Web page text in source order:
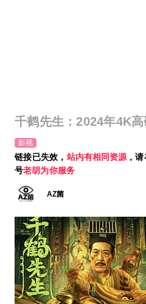
千鹤先生：2024年4K
影视
链接已失效， 站内有相同资源 ，
号老胡为你服务
AZ菌